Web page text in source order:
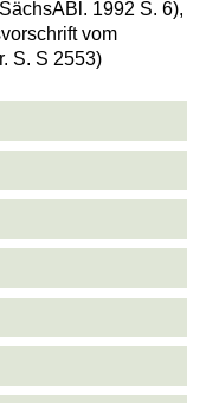
1992 S. 6),
vom
S. S 2553)